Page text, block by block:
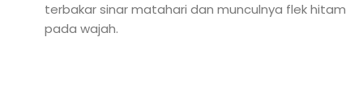
terbakar sinar matahari dan munculnya flek hitam
pada wajah.